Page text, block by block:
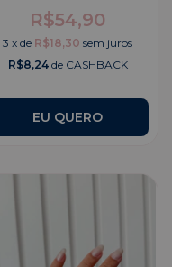
R$54,90
3 xde R$18,30 sem juros
R$8,24de CASHBACK